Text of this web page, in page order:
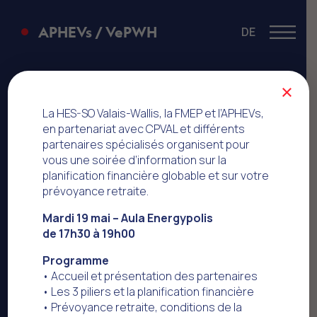
APHEVs / VePWH DE
Menu
l'APHEVs
La HES-SO Valais-Wallis, la FMEP et l’APHEVs,
en partenariat avec CPVAL et différents
partenaires spécialisés organisent pour
vous une soirée d’information sur la
planification financière globable et sur votre
prévoyance retraite.
Mardi 19 mai – Aula Energypolis
de 17h30 à 19h00
Programme
• Accueil et présentation des partenaires
• Les 3 piliers et la planification financière
• Prévoyance retraite, conditions de la
×